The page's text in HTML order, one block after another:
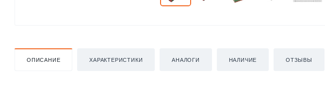
ОПИСАНИЕ ХАРАКТЕРИСТИКИ АНАЛОГИ НАЛИЧИЕ ОТЗЫВЫ